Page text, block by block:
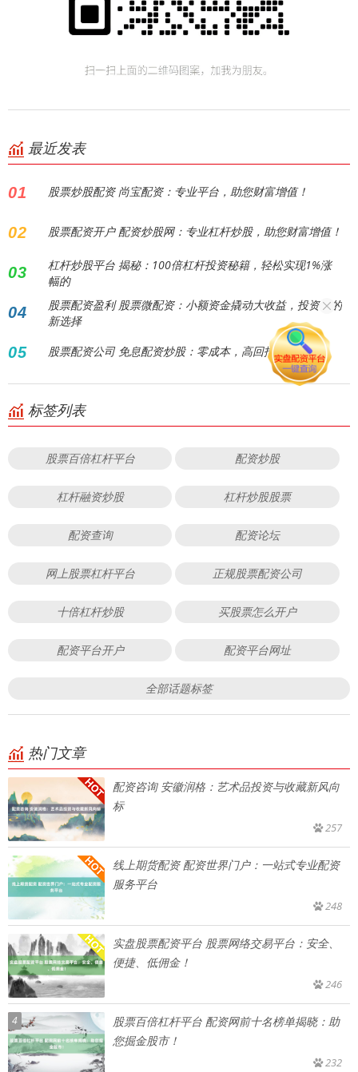
最近发表
01 股票炒股配资 尚宝配资：专业平台，助您财富增值！
02 股票配资开户 配资炒股网：专业杠杆炒股，助您财富增值！
03
杠杆炒股平台 揭秘：100倍杠杆投资秘籍，轻松实现1%涨
幅的
04
股票配资盈利 股票微配资：小额资金撬动大收益，投资者的
新选择
05 股票配资公司 免息配资炒股：零成本，高回报！
标签列表
股票百倍杠杆平台 配资炒股
杠杆融资炒股 杠杆炒股股票
配资查询 配资论坛
网上股票杠杆平台 正规股票配资公司
十倍杠杆炒股 买股票怎么开户
配资平台开户 配资平台网址
全部话题标签
热门文章
配资咨询 安徽润格：艺术品投资与收藏新风向
标
257
线上期货配资 配资世界门户：一站式专业配资
服务平台
248
实盘股票配资平台 股票网络交易平台：安全、
便捷、低佣金！
246
4
股票百倍杠杆平台 配资网前十名榜单揭晓：助
您掘金股市！
232